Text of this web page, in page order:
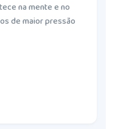
na mente e no
de maior pressão